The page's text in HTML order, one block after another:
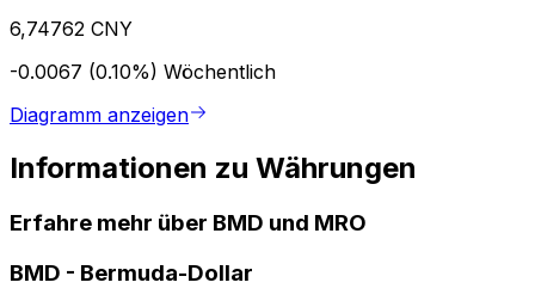
6,74762 CNY
-0.0067 (0.10%) Wöchentlich
Diagramm anzeigen
Informationen zu Währungen
Erfahre mehr über BMD und MRO
BMD - Bermuda-Dollar